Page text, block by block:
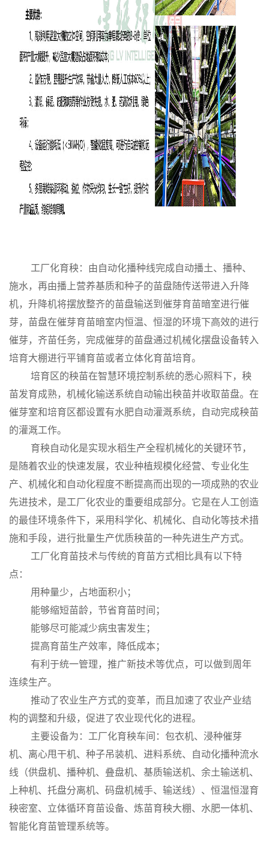
工厂化育秧： 由自动化播种线完成自动播土、播种、
施水，再由播上营养基质和种子的苗盘随传送带进入升降
机，升降机将摆放整齐的苗盘输送到催芽育苗暗室进行催
芽，苗盘在催芽育苗暗室内恒温、恒湿的环境下高效的进行
催芽，齐苗任务，完成催芽的苗盘通过机械化摆盘设备转入
培育大棚进行平铺育苗或者立体化育苗培育。
培育区的秧苗在智慧环境控制系统的悉心照料下，秧
苗发育成熟，机械化输送系统自动输出秧苗并收取苗盘。在
催芽室和培育区都设置有水肥自动灌溉系统，自动完成秧苗
的灌溉工作。
育秧自动化是实现水稻生产全程机械化的关键环节，
是随着农业的快速发展，农业种植规模化经营、专业化生
产、机械化和自动化程度不断提高而出现的一项成熟的农业
先进技术，是工厂化农业的重要组成部分。它是在人工创造
的最佳环境条件下，采用科学化、机械化、自动化等技术措
施和手段，进行批量生产优质秧苗的一种先进生产方式。
工厂化育苗技术与传统的育苗方式相比具有以下特
点：
用种量少，占地面积小；
能够缩短苗龄，节省育苗时间；
能够尽可能减少病虫害发生；
提高育苗生产效率，降低成本；
有利于统一管理，推广新技术等优点，可以做到周年
连续生产。
推动了农业生产方式的变革，而且加速了农业产业结
构的调整和升级，促进了农业现代化的进程。
主要设备为：工厂化育秧车间：包衣机、 浸种催芽
机、 离心甩干机、种子吊装机、进料系统、自动化播种流水
线（供盘机、播种机、叠盘机、基质输送机、余土输送机、
上种机、托盘分离机、码盘机械手、输送线）、恒温恒湿育
秧密室、立体循环育苗设备、炼苗育秧大棚、水肥一体机、
智能化育苗管理系统等。